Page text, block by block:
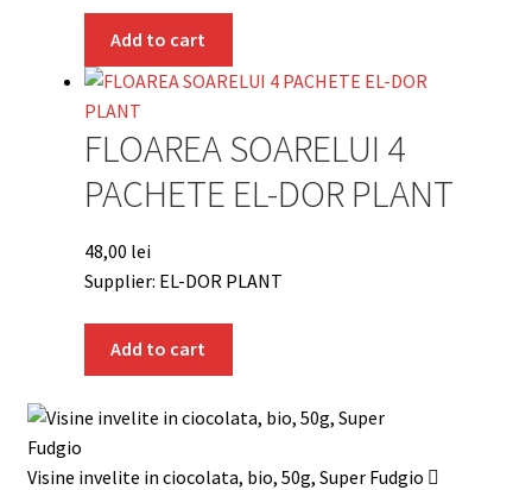
Add to cart
FLOAREA SOARELUI 4
PACHETE EL-DOR PLANT
48,00 lei
Supplier: EL-DOR PLANT
Add to cart
Visine invelite in ciocolata, bio, 50g, Super Fudgio